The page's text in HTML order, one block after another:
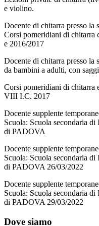
e violino.
Docente di chitarra presso la
Corsi pomeridiani di chitarra
e 2016/2017
Docente di chitarra presso
da bambini a adulti, con
Corsi pomeridiani di chitarra
VIII I.C. 2017
Docente supplente
Scuola: Scuola secondaria
di PADOVA
Docente supplente
Scuola: Scuola secondaria
di PADOVA 26/03/2022
Docente supplente
Scuola: Scuola secondaria
di PADOVA 29/03/2022
Dove siamo